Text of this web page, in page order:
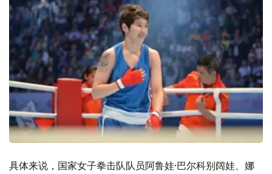
具体来说，国家女子拳击队队员阿鲁娃·巴尔科别阔娃、娜